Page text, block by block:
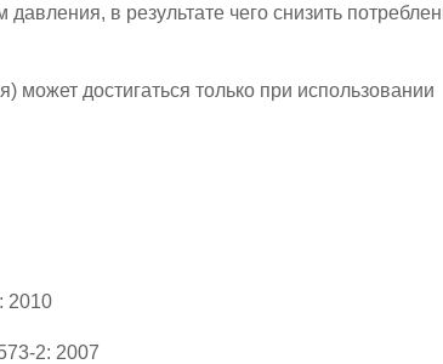
в результате чего снизить
достигаться только при использовании
2010
2: 2007